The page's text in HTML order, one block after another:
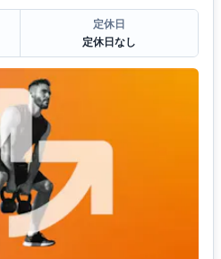
定休日
定休日なし